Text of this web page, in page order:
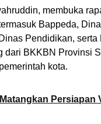
membuka
Bappeda,
Pendidikan, serta
dari BKKBN Provinsi
kota.
Persiapan